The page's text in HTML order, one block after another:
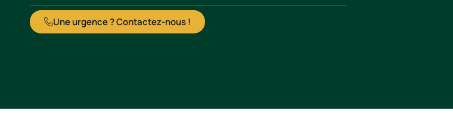
Une urgence ? Contactez-nous !